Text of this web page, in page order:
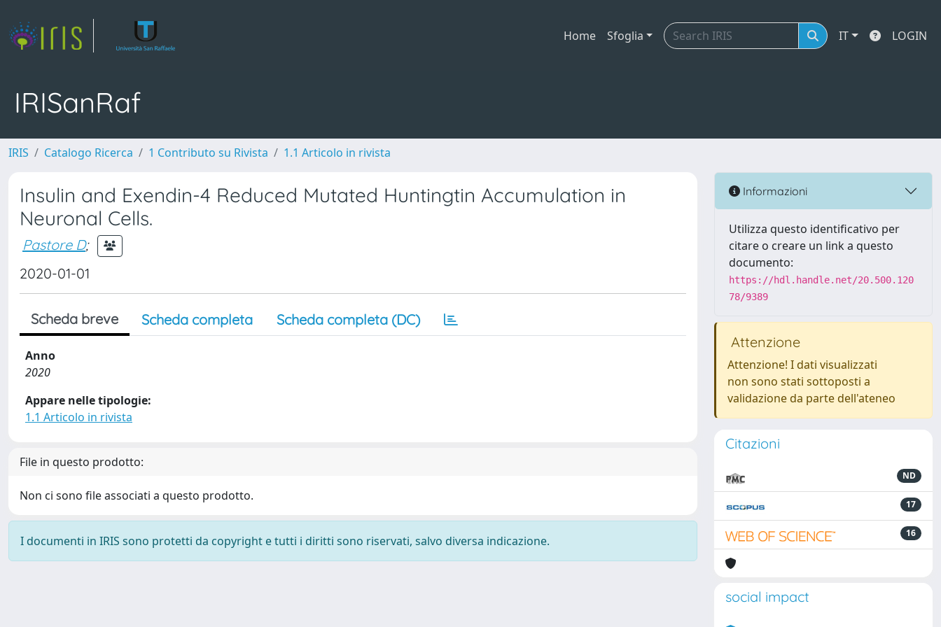
Home Sfoglia IT LOGIN
IRISanRaf
IRIS Catalogo Ricerca 1 Contributo su Rivista 1.1 Articolo in rivista
Insulin and Exendin-4 Reduced Mutated Huntingtin Accumulation in
Neuronal Cells.
Pastore D;
2020-01-01
Scheda breve Scheda completa Scheda completa (DC)
Anno
2020
Appare nelle tipologie:
1.1 Articolo in rivista
File in questo prodotto:
Non ci sono file associati a questo prodotto.
I documenti in IRIS sono protetti da copyright e tutti i diritti sono riservati, salvo diversa indicazione.
Informazioni
Utilizza questo identificativo per
citare o creare un link a questo
documento:
https://hdl.handle.net/20.500.120
78/9389
Attenzione
Attenzione! I dati visualizzati
non sono stati sottoposti a
validazione da parte dell'ateneo
Citazioni
ND
17
16
social impact